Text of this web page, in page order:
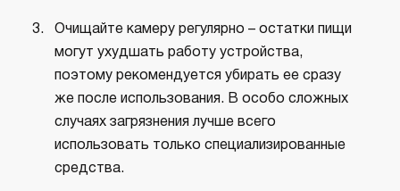
Очищайте камеру регулярно – остатки пищи
могут ухудшать работу устройства,
поэтому рекомендуется убирать ее сразу
же после использования. В особо сложных
случаях загрязнения лучше всего
использовать только специализированные
средства.